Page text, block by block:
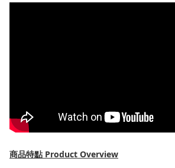
商品特點 Product Overview